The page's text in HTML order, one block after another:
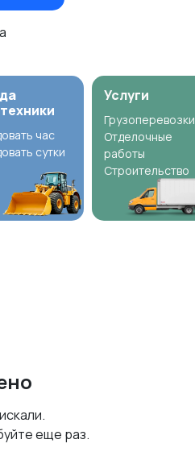
час
сутки
Услуги
Грузоперевозки
Отделочные
работы
Строительство
еще раз.